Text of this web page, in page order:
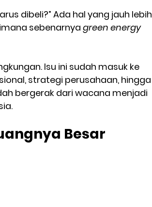
dibeli?” Ada hal yang jauh lebih
sebenarnya green energy
Isu ini sudah masuk ke
strategi perusahaan, hingga
bergerak dari wacana menjadi
Besar